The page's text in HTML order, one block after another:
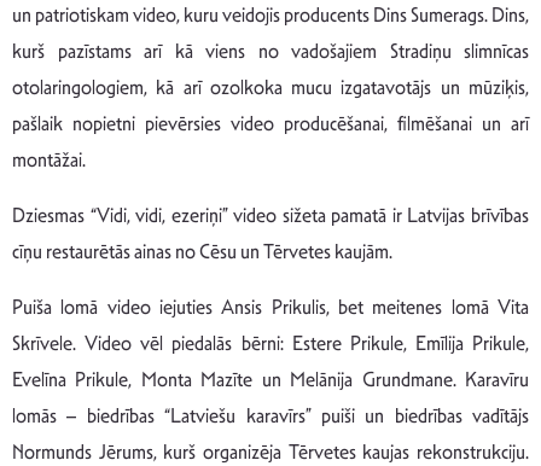
un patriotiskam video, kuru veidojis producents Dins Sumerags. Dins,
kurš pazīstams arī kā viens no vadošajiem Stradiņu slimnīcas
otolaringologiem, kā arī ozolkoka mucu izgatavotājs un mūziķis,
pašlaik nopietni pievērsies video producēšanai, filmēšanai un arī
montāžai.
Dziesmas “Vidi, vidi, ezeriņi” video sižeta pamatā ir Latvijas brīvības
cīņu restaurētās ainas no Cēsu un Tērvetes kaujām.
Puiša lomā video iejuties Ansis Prikulis, bet meitenes lomā Vita
Skrīvele. Video vēl piedalās bērni: Estere Prikule, Emīlija Prikule,
Evelīna Prikule, Monta Mazīte un Melānija Grundmane. Karavīru
lomās – biedrības “Latviešu karavīrs” puiši un biedrības vadītājs
Normunds Jērums, kurš organizēja Tērvetes kaujas rekonstrukciju.